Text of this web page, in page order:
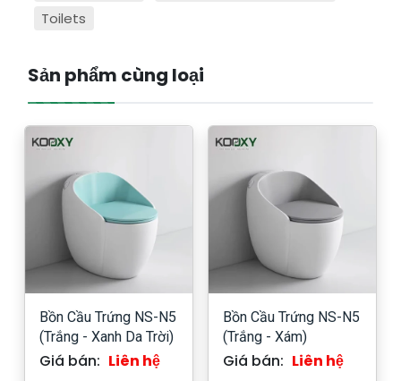
Toilets
Sản phẩm cùng loại
Bồn Cầu Trứng NS-N5
(Trắng - Xanh Da Trời)
Giá bán: Liên hệ
Bồn Cầu Trứng NS-N5
(Trắng - Xám)
Giá bán: Liên hệ